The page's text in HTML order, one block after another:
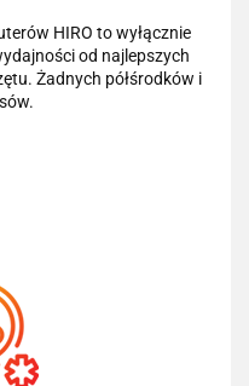
HIRO to wyłącznie
od najlepszych
Żadnych półśrodków i